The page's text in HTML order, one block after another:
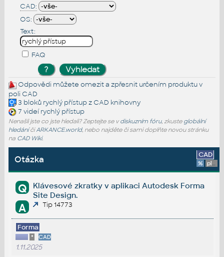
CAD:
OS:
Text:
FAQ
Odpovědi můžete omezit a zpřesnit určením produktu v
poli CAD
3 bloků rychlý přístupz CAD knihovny
7 videírychlý přístup
Nenašli jste co jste hledali? Zeptejte se v diskuzním fóru, zkuste globální
hledáníčiARKANCE.world, nebo najděte či sami doplňte novou stránku
na CAD Wiki.
Otázka CAD
% platforma
Q
Klávesové zkratky v aplikaci Autodesk Forma
Site Design.
A Tip 14773
Forma
* CAD
1.11.2025